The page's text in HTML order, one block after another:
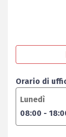
Orario di
Lunedì
08:00 -